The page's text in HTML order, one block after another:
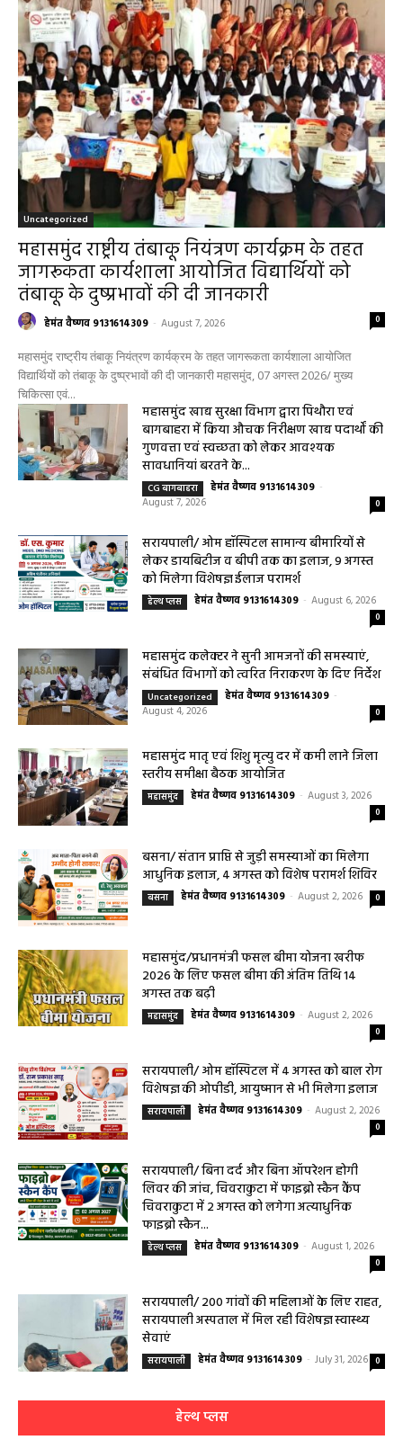
Search
ADV.
RECENT POSTS
महासमुंद राष्ट्रीय तंबाकू नियंत्रण कार्यक्रम के तहत
जागरूकता कार्यशाला आयोजित विद्यार्थियों को
तंबाकू के दुष्प्रभावों की दी जानकारी
हेमंत वैष्णव 9131614309 0
महासमुंद राष्ट्रीय तंबाकू नियंत्रण कार्यक्रम के तहत जागरूकता कार्यशाला आयोजित
विद्यार्थियों को तंबाकू के दुष्प्रभावों की दी जानकारी महासमुंद, 07 अगस्त 2026/ मुख्य
चिकित्सा एवं...
गुणवत्ता एवं स्वच्छता को लेकर आवश्यक
सावधानियां बरतने के...
CG बागबाहरा हेमंत वैष्णव 9131614309 -
August 7, 2026
0
सरायपाली/ ओम हॉस्पिटल सामान्य बीमारियों से
लेकर डायबिटीज व बीपी तक का इलाज, 9 अगस्त
को मिलेगा विशेषज्ञ ईलाज परामर्श
हेल्थ प्लस हेमंत वैष्णव 9131614309
0
महासमुंद कलेक्टर ने सुनी आमजनों की समस्याएं,
संबंधित विभागों को त्वरित निराकरण के दिए निर्देश
Uncategorized हेमंत वैष्णव 9131614309
August 4, 2026
0
महासमुंद मातृ एवं शिशु मृत्यु दर में कमी लाने जिला
स्तरीय समीक्षा बैठक आयोजित
महासमुंद हेमंत वैष्णव 9131614309 - August 3, 2026
बसना हेमंत वैष्णव 9131614309 - August 2, 2026 0
महासमुंद/प्रधानमंत्री फसल बीमा योजना खरीफ
अगस्त तक बढ़ी
महासमुंद हेमंत वैष्णव 9131614309